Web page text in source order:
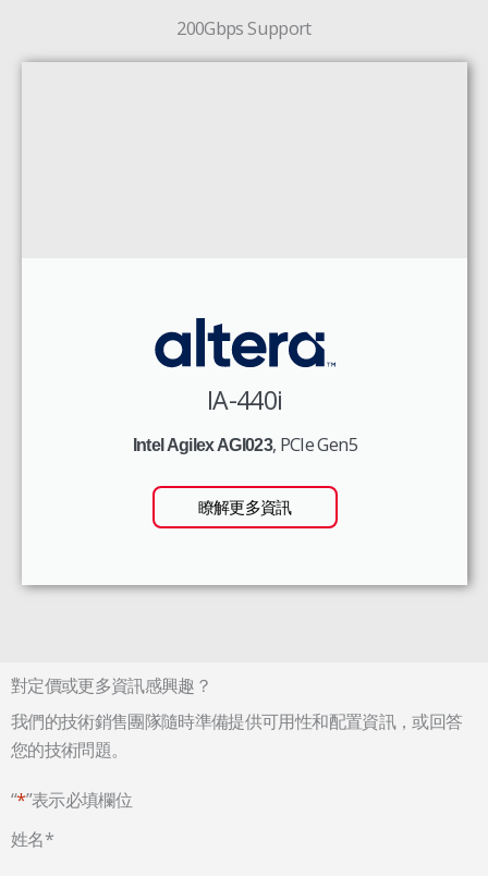
200Gbps Support
IA-440i
Intel Agilex AGI023, PCIe Gen5
瞭解更多資訊
對定價或更多資訊感興趣？
我們的技術銷售團隊隨時準備提供可用性和配置資訊，或回答
您的技術問題。
“*”表示必填欄位
姓名*